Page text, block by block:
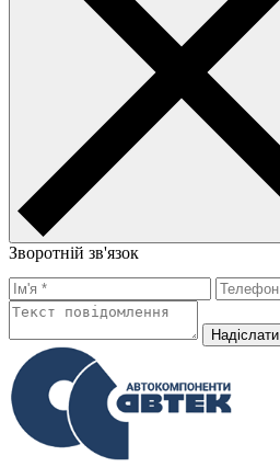
Зворотній зв'язок
Надiслати